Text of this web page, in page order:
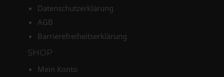
Datenschutzerklärung
AGB
Barrierefreiheitserklärung
SHOP
Mein Konto